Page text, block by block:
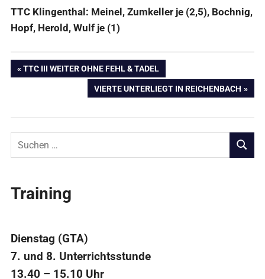
TTC Klingenthal: Meinel, Zumkeller je (2,5), Bochnig,
Hopf, Herold, Wulf je (1)
Beitragsnavigation
VORHERIGER
TTC III WEITER OHNE FEHL & TADEL
NÄCHSTER
BEITRAG:
VIERTE UNTERLIEGT IN REICHENBACH
nach:
Training
Dienstag (GTA)
7. und 8. Unterrichtsstunde
13.40 – 15.10 Uhr